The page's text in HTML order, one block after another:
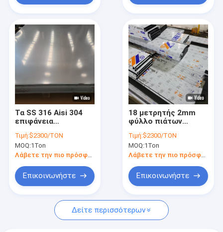
Προϊόντα
Βίντεο
Σχετικά με εμάς
Επισκεψή εργοστασίου
Έλεγχος ποιότητας
Ζητήστε μια προσφορά
316l σωλήνας ανοξείδωτου
σωλήνωση ανοξείδωτου 304
Τα SS 316 Aisi 304
επιφάνεια
τελειώνουν το πιάτο
ανοξείδωτου SS 2b
Τιμή:$2300/TON
MOQ:1Ton
Λάβετε την πιο πρόσφατη τιμή
Επικοινωνήστε
18 μετρητής 2mm
φύλλο πιάτων
το CE/SGS
Τιμή:$2300/TON
MOQ:1Ton
Λάβετε την πιο πρόσφατη τιμή
Επικοινωνήστε
Δείτε περισσότερων